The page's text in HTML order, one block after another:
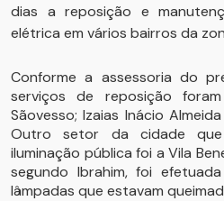
dias a reposição e
elétrica em vários bairros da
Conforme a assessoria do
serviços de reposição
Sãovesso; Izaias Inácio
Outro setor da cidade que
iluminação pública foi a Vila
segundo Ibrahim, foi
lâmpadas que estavam